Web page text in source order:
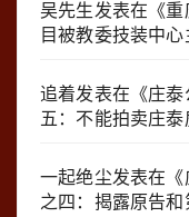
吴先生发表在《重
目被教委技装中
追着发表在《庄泰
五：不能拍卖庄
一起绝尘发表在《
之四：揭露原告